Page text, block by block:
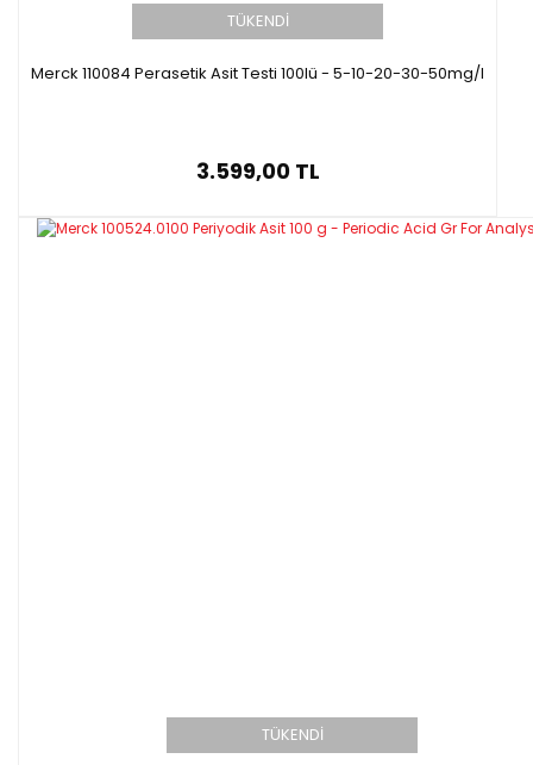
TÜKENDİ
Merck 110084 Perasetik Asit Testi 100lü - 5-10-20-30-50mg/l
3.599,00 TL
TÜKENDİ